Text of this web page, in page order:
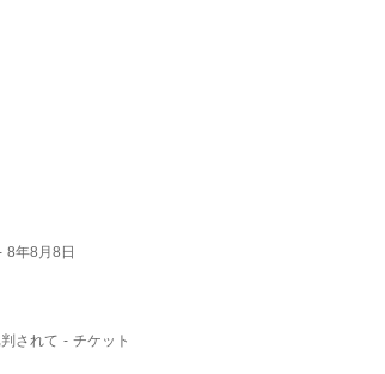
8年8月8日
されて
チケット